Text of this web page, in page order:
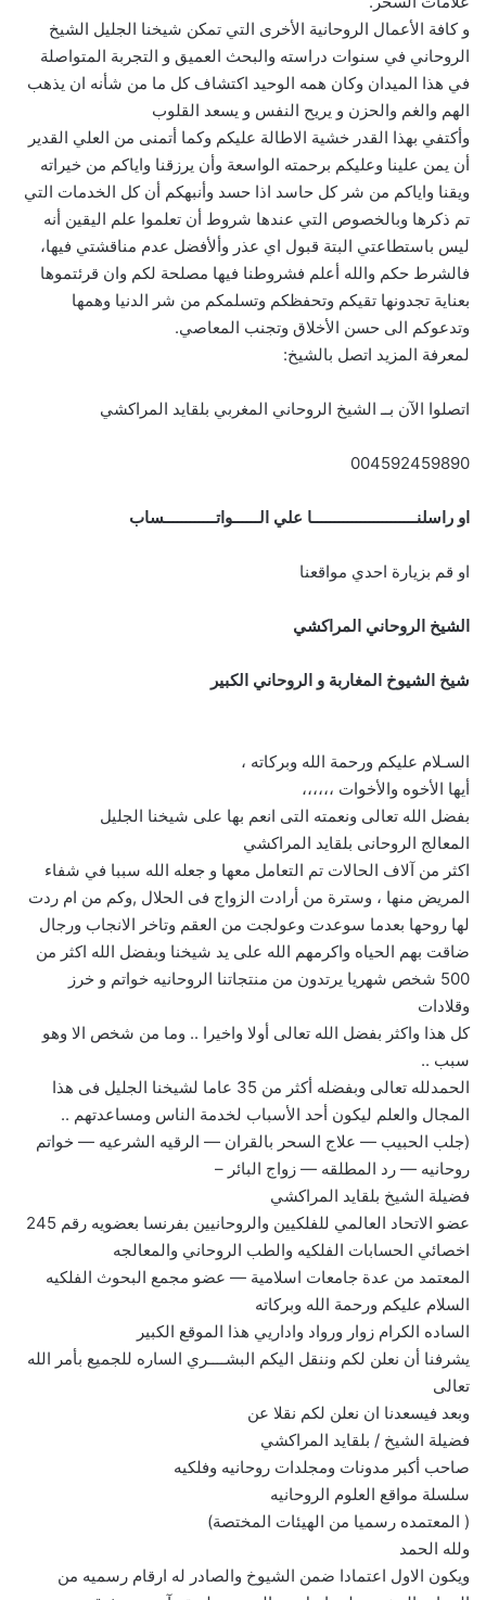
و كافة الأعمال الروحانية الأخرى التي تمكن شيخنا الجليل الشيخ
الروحاني في سنوات دراسته والبحث العميق و التجربة المتواصلة
في هذا الميدان وكان همه الوحيد اكتشاف كل ما من شأنه ان يذهب
الهم والغم والحزن و يريح النفس و يسعد القلوب
وأكتفي بهذا القدر خشية الاطالة عليكم وكما أتمنى من العلي القدير
أن يمن علينا وعليكم برحمته الواسعة وأن يرزقنا واياكم من خيراته
ويقنا واياكم من شر كل حاسد اذا حسد وأنبهكم أن كل الخدمات التي
تم ذكرها وبالخصوص التي عندها شروط أن تعلموا علم اليقين أنه
ليس باستطاعتي البتة قبول اي عذر وألأفضل عدم مناقشتي فيها،
فالشرط حكم والله أعلم فشروطنا فيها مصلحة لكم وان قرئتموها
بعناية تجدونها تقيكم وتحفظكم وتسلمكم من شر الدنيا وهمها
وتدعوكم الى حسن الأخلاق وتجنب المعاصي.
لمعرفة المزيد اتصل بالشيخ:
اتصلوا الآن بــ الشيخ الروحاني المغربي بلقايد المراكشي
004592459890
او راسلنــــــــــــــــــــــــا علي الــــــواتــــــــــــساب
او قم بزيارة احدي مواقعنا
الشيخ الروحاني المراكشي
شيخ الشيوخ المغاربة و الروحاني الكبير
السـلام عليكم ورحمة الله وبركاته ،
أيها الأخوه والأخوات ،،،،،،
بفضل الله تعالى ونعمته التى انعم بها على شيخنا الجليل
المعالج الروحانى بلقايد المراكشي
اكثر من آلاف الحالات تم التعامل معها و جعله الله سببا في شفاء
المريض منها ، وسترة من أرادت الزواج فى الحلال ,وكم من ام ردت
لها روحها بعدما سوعدت وعولجت من العقم وتاخر الانجاب ورجال
ضاقت بهم الحياه واكرمهم الله على يد شيخنا وبفضل الله اكثر من
500 شخص شهريا يرتدون من منتجاتنا الروحانيه خواتم و خرز
وقلادات
كل هذا واكثر بفضل الله تعالى أولا واخيرا .. وما من شخص الا وهو
سبب ..
الحمدلله تعالى وبفضله أكثر من 35 عاما لشيخنا الجليل فى هذا
المجال والعلم ليكون أحد الأسباب لخدمة الناس ومساعدتهم ..
(جلب الحبيب — علاج السحر بالقران — الرقيه الشرعيه — خواتم
روحانيه — رد المطلقه — زواج البائر –
فضيلة الشيخ بلقايد المراكشي
عضو الاتحاد العالمي للفلكيين والروحانيين بفرنسا بعضويه رقم 245
اخصائي الحسابات الفلكيه والطب الروحاني والمعالجه
المعتمد من عدة جامعات اسلامية — عضو مجمع البحوث الفلكيه
السلام عليكم ورحمة الله وبركاته
الساده الكرام زوار ورواد واداريي هذا الموقع الكبير
يشرفنا أن نعلن لكم وننقل اليكم البشــــري الساره للجميع بأمر الله
تعالى
وبعد فيسعدنا ان نعلن لكم نقلا عن
فضيلة الشيخ / بلقايد المراكشي
صاحب أكبر مدونات ومجلدات روحانيه وفلكيه
سلسلة مواقع العلوم الروحانيه
( المعتمده رسميا من الهيئات المختصة)
ولله الحمد
ويكون الاول اعتمادا ضمن الشيوخ والصادر له ارقام رسميه من